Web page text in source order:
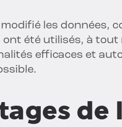
les données,
été utilisés, à
efficaces et
de